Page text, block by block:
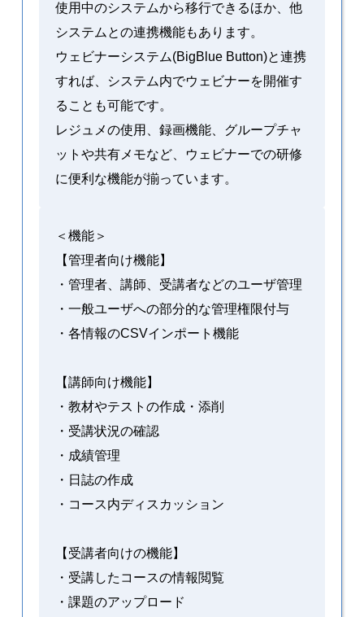
使用中のシステムから移行できるほか、他
システムとの連携機能もあります。
ウェビナーシステム(BigBlue Button)と連携
すれば、システム内でウェビナーを開催す
ることも可能です。
レジュメの使用、録画機能、グループチャ
ットや共有メモなど、ウェビナーでの研修
に便利な機能が揃っています。
＜機能＞
【管理者向け機能】
・管理者、講師、受講者などのユーザ管理
・一般ユーザへの部分的な管理権限付与
・各情報のCSVインポート機能
【講師向け機能】
・教材やテストの作成・添削
・受講状況の確認
・成績管理
・日誌の作成
・コース内ディスカッション
【受講者向けの機能】
・受講したコースの情報閲覧
・課題のアップロード